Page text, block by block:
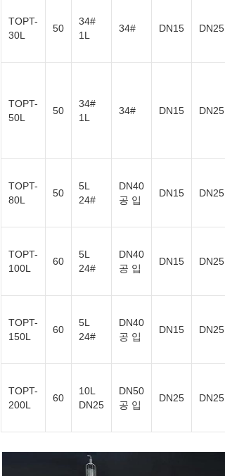
TOPT-
30L
50
34#
1L
34# DN15 DN25
TOPT-
50L
50
34#
1L
34# DN15 DN25
TOPT-
80L
50
5L
24#
DN40
공 입
DN15 DN25
TOPT-
100L
60
5L
24#
DN40
공 입
DN15 DN25
TOPT-
150L
60
5L
24#
DN40
공 입
DN15 DN25
TOPT-
200L
60
10L
DN25
DN50
공 입
DN25 DN25